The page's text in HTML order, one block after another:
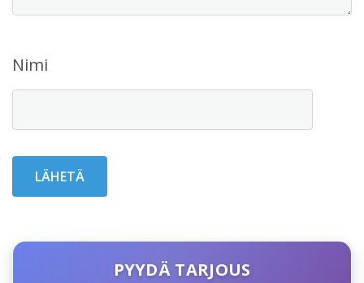
Nimi
PYYDÄ TARJOUS